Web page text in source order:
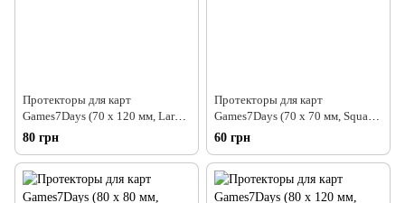
Протекторы для карт
Games7Days (70 х 120 мм, Large,
50 шт.) (PREMIUM)
80 грн
Протекторы для карт
Games7Days (70 х 70 мм, Square
Small, 50 шт.) (PREMIUM)
60 грн